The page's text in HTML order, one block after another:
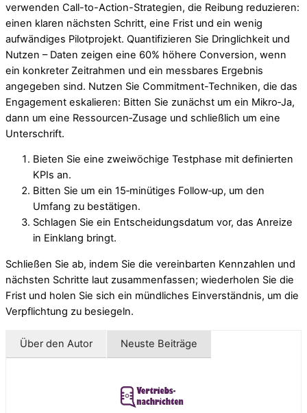
verwenden Call-to-Action-Strategien, die Reibung reduzieren:
einen klaren nächsten Schritt, eine Frist und ein wenig
aufwändiges Pilotprojekt. Quantifizieren Sie Dringlichkeit und
Nutzen – Daten zeigen eine 60% höhere Conversion, wenn
ein konkreter Zeitrahmen und ein messbares Ergebnis
angegeben sind. Nutzen Sie Commitment-Techniken, die das
Engagement eskalieren: Bitten Sie zunächst um ein Mikro‑Ja,
dann um eine Ressourcen‑Zusage und schließlich um eine
Unterschrift.
Bieten Sie eine zweiwöchige Testphase mit definierten
KPIs an.
Bitten Sie um ein 15‑minütiges Follow‑up, um den
Umfang zu bestätigen.
Schlagen Sie ein Entscheidungsdatum vor, das Anreize
in Einklang bringt.
Schließen Sie ab, indem Sie die vereinbarten Kennzahlen und
nächsten Schritte laut zusammenfassen; wiederholen Sie die
Frist und holen Sie sich ein mündliches Einverständnis, um die
Verpflichtung zu besiegeln.
Über den Autor Neuste Beiträge